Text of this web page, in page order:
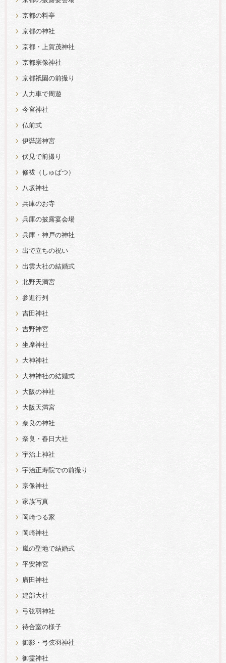
京都の料亭
京都の神社
京都・上賀茂神社
京都宗像神社
京都祇園の前撮り
人力車で周遊
今宮神社
仏前式
伊弉諾神宮
伏見で前撮り
修祓（しゅばつ）
八坂神社
兵庫のお寺
兵庫の披露宴会場
兵庫・神戸の神社
出で立ちの祝い
出雲大社の結婚式
北野天満宮
参進行列
吉田神社
吉野神宮
坐摩神社
大神神社
大神神社の結婚式
大阪の神社
大阪天満宮
奈良の神社
奈良・春日大社
宇治上神社
宇治正寿院での前撮り
宗像神社
家族写真
岡崎つる家
岡崎神社
嵐の聖地で結婚式
平安神宮
廣田神社
建部大社
弓弦羽神社
待合室の様子
御影・弓弦羽神社
御霊神社